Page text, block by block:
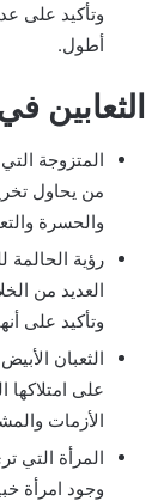
وتأكيد على
أطول.
الثعابين
المتزوجة
من يحاول
والحسرة
رؤية الحالمة
العديد من
وتأكيد على
الثعبان
على
الأزمات
المرأة التي
وجود امرأة